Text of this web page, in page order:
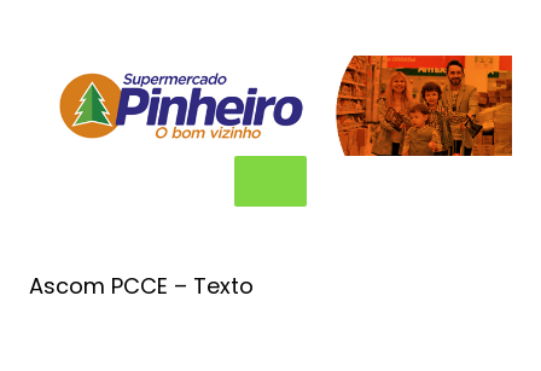
Ascom PCCE – Texto